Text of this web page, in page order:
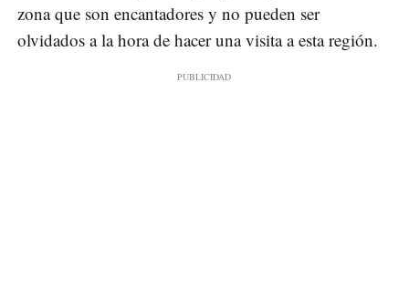
zona que son encantadores y no pueden ser
olvidados a la hora de hacer una visita a esta región.